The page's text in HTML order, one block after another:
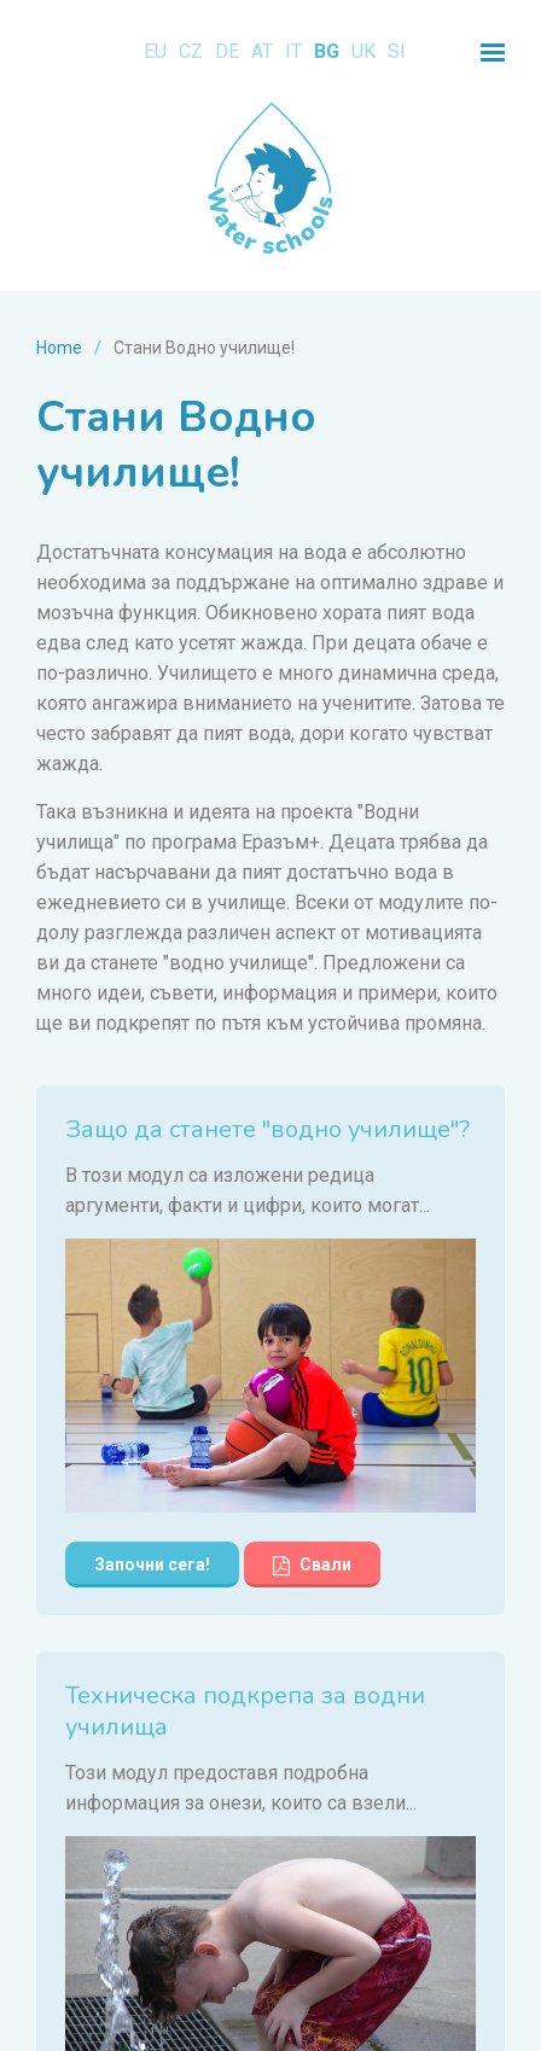
EU CZ DE AT IT BG UK SI
Home / Стани Водно училище!
Стани Водно
училище!
Достатъчната консумация на вода е абсолютно
необходима за поддържане на оптимално здраве и
мозъчна функция. Обикновено хората пият вода
едва след като усетят жажда. При децата обаче е
по-различно. Училището е много динамична среда,
която ангажира вниманието на ученитите. Затова те
често забравят да пият вода, дори когато чувстват
жажда.
Така възникна и идеята на проекта "Водни
училища" по програма Еразъм+. Децата трябва да
бъдат насърчавани да пият достатъчно вода в
ежедневието си в училище. Всеки от модулите по-
долу разглежда различен аспект от мотивацията
ви да станете "водно училище". Предложени са
много идеи, съвети, информация и примери, които
ще ви подкрепят по пътя към устойчива промяна.
Защо да станете "водно училище"?
В този модул са изложени редица
аргументи, факти и цифри, които могат...
Започни сега! Свали
Техническа подкрепа за водни
училища
Този модул предоставя подробна
информация за онези, които са взели...